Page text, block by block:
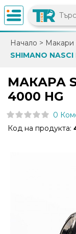
×
0882
086
Начало > Макари
SHIMANO
МАКАРА
4000 HG
0
Код на продукта: